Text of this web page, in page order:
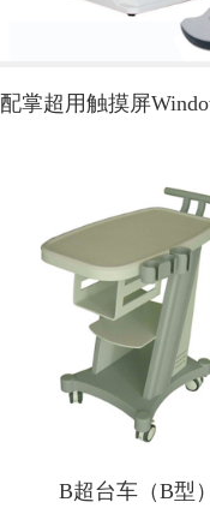
配掌超用触摸屏
B超台车（B型